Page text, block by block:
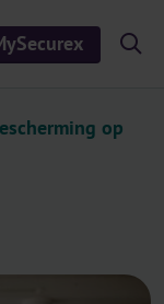
S
h
h
op